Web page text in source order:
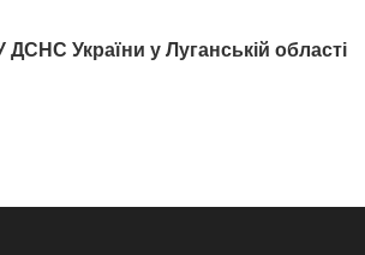
України у Луганській області